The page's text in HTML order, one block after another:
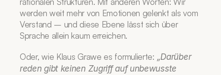
werden weit mehr von Emotionen gelenkt als vom
Verstand – und diese Ebene lässt sich über
Sprache allein kaum erreichen.
Oder, wie Klaus Grawe es formulierte: „Darüber
reden gibt keinen Zugriff auf unbewusste